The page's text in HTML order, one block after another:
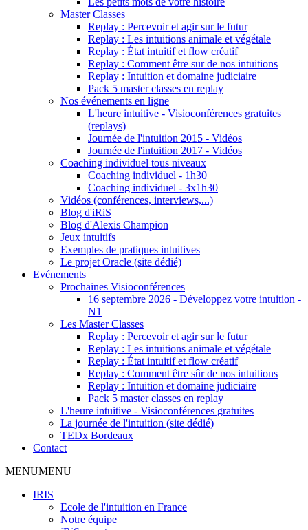
Master Classes
Replay : Percevoir et agir sur le futur
Replay : Les intuitions animale et végétale
Replay : État intuitif et flow créatif
Replay : Comment être sur de nos intuitions
Replay : Intuition et domaine judiciaire
Pack 5 master classes en replay
Nos événements en ligne
L'heure intuitive - Visioconférences gratuites
(replays)
Journée de l'intuition 2015 - Vidéos
Journée de l'intuition 2017 - Vidéos
Coaching individuel tous niveaux
Coaching individuel - 1h30
Coaching individuel - 3x1h30
Vidéos (conférences, interviews,...)
Blog d'iRiS
Blog d'Alexis Champion
Jeux intuitifs
Exemples de pratiques intuitives
Le projet Oracle (site dédié)
Evénements
Prochaines Visioconférences
16 septembre 2026 - Développez votre intuition -
N1
Les Master Classes
Replay : Percevoir et agir sur le futur
Replay : Les intuitions animale et végétale
Replay : État intuitif et flow créatif
Replay : Comment être sûr de nos intuitions
Replay : Intuition et domaine judiciaire
Pack 5 master classes en replay
L'heure intuitive - Visioconférences gratuites
La journée de l'intuition (site dédié)
TEDx Bordeaux
Contact
MENUMENU
IRIS
Ecole de l'intuition en France
Notre équipe